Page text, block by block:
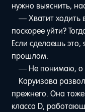
нужно выяснить,
— Хватит ходить
поскорее уйти?
Если сделаешь это,
прошлом.
— Не понимаю, о
Каруизава
прежнего. Она
класса D,